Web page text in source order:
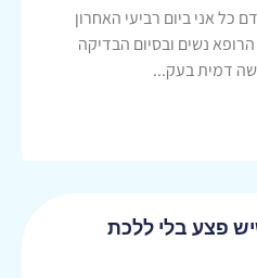
כל אני ביום רביעי האחרון
נשים ובסיום הבדיקה
דמית בעק...
פצע בלי ללכת